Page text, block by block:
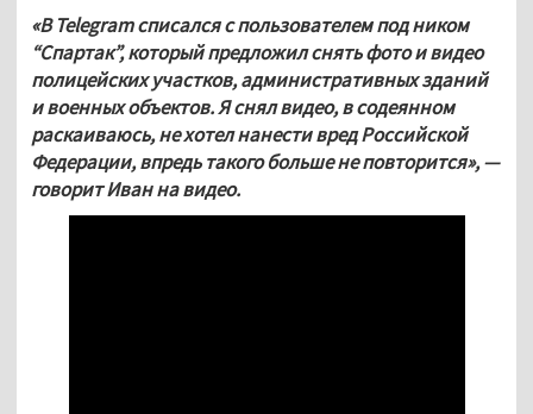
«В Telegram списался с пользователем под ником
“Спартак”, который предложил снять фото и видео
полицейских участков, административных зданий
и военных объектов. Я снял видео, в содеянном
раскаиваюсь, не хотел нанести вред Российской
Федерации, впредь такого больше не повторится», —
говорит Иван на видео.